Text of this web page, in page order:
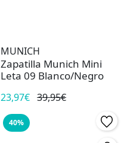
MUNICH
Zapatilla Munich Mini
Leta 09 Blanco/Negro
23,97€ 39,95€
40%